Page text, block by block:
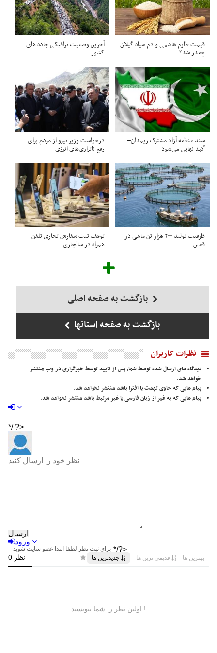
قیمت طارم هاشمی و دم سیاه گیلان
چقدر شد؟
آخرین وضعیت ترافیکی جاده های
کشور
سند منطقه آزاد مشترک ریمدان–
گبد نهایی می‌شود
درخواست وزیر نیرو از مردم برای
رفع ناترازی‌های انرژی
ظرفیت تولید ۲۰۰ هزار تن ماهی در
قفس
توقف ثبت سفارش تجاری تلفن
همراه در سالجاری
بازگشت به صفحه اصلی
بازگشت به صفحه استانها
نظرات کاربران
دیدگاه های ارسال شده توسط شما، پس از تایید توسط خبرگزاری در وب منتشر
خواهد شد.
پیام هایی که حاوی تهمت یا افترا باشد منتشر نخواهد شد.
پیام هایی که به غیر از زبان فارسی یا غیر مرتبط باشد منتشر نخواهد شد.